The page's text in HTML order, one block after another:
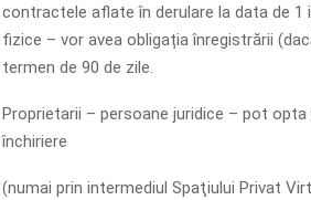
contractele aflate în derulare la data de 1
fizice – vor avea obligația înregistrării
termen de 90 de zile.
Proprietarii – persoane juridice – pot
închiriere
(numai prin intermediul Spaţiului Privat